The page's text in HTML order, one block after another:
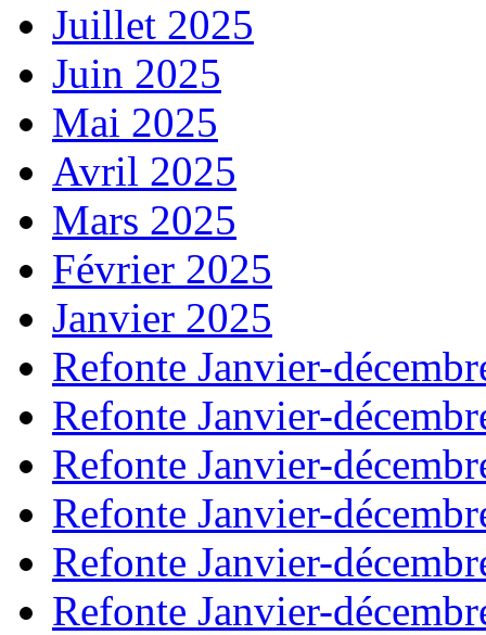
Juillet 2025
Juin 2025
Mai 2025
Avril 2025
Mars 2025
Février 2025
Janvier 2025
Refonte Janvier-
Refonte Janvier-
Refonte Janvier-
Refonte Janvier-
Refonte Janvier-
Refonte Janvier-